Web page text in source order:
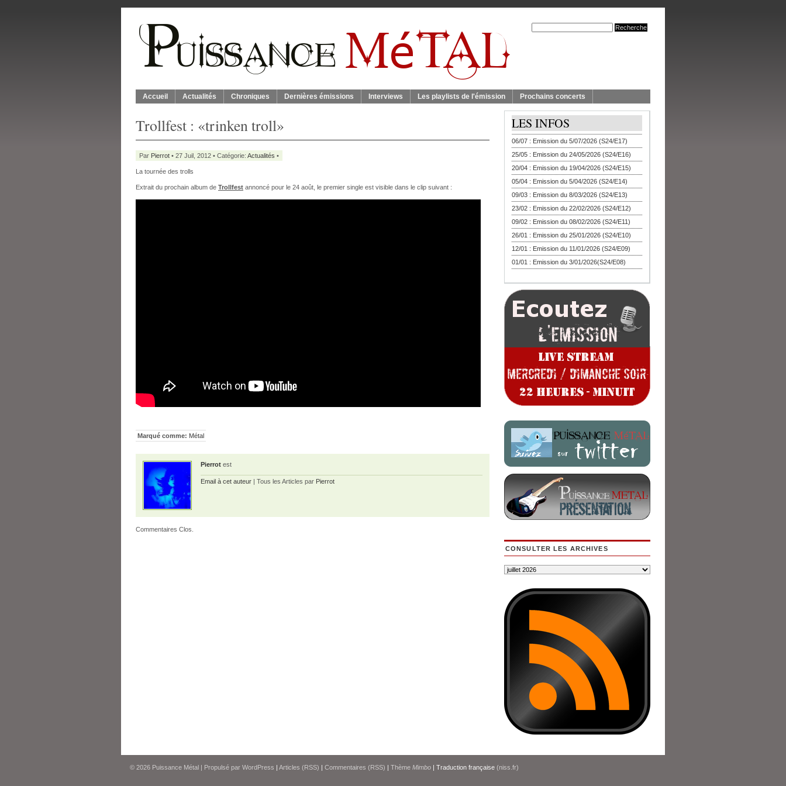
Accueil Actualités Chroniques Dernières émissions Interviews Les playlists de l'émission Prochains concerts
Trollfest : «trinken troll»
Par Pierrot • 27 Juil, 2012 • Catégorie: Actualités •
La tournée des trolls
Extrait du prochain album de Trollfest annoncé pour le 24 août, le premier single est visible dans le clip suivant :
Marqué comme: Métal
Pierrot est
Email à cet auteur | Tous les Articles par Pierrot
Commentaires Clos.
LES INFOS
06/07 : Emission du 5/07/2026 (S24/E17)
25/05 : Emission du 24/05/2026 (S24/E16)
20/04 : Emission du 19/04/2026 (S24/E15)
05/04 : Emission du 5/04/2026 (S24/E14)
09/03 : Emission du 8/03/2026 (S24/E13)
23/02 : Emission du 22/02/2026 (S24/E12)
09/02 : Emission du 08/02/2026 (S24/E11)
26/01 : Emission du 25/01/2026 (S24/E10)
12/01 : Emission du 11/01/2026 (S24/E09)
01/01 : Emission du 3/01/2026(S24/E08)
CONSULTER LES ARCHIVES
© 2026 Puissance Métal | Propulsé par WordPress | Articles (RSS) | Commentaires (RSS) | Thème Mimbo | Traduction française (niss.fr)